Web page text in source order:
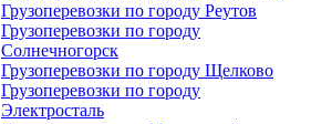
Грузоперевозки по городу Реутов
Грузоперевозки по городу
Солнечногорск
Грузоперевозки по городу Щелково
Грузоперевозки по городу
Электросталь